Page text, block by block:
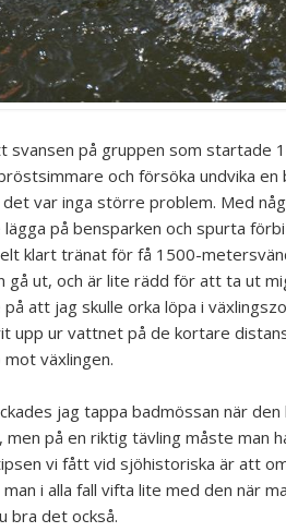
på gruppen som startade
och försöka undvika
var inga större problem. Med
på bensparken och spurta
klart tränat för få 1500-
gå ut, och är lite rädd för att ta ut
att jag skulle orka löpa i
upp ur vattnet på de kortare
växlingen.
jag tappa badmössan när
på en riktig tävling måste man
vi fått vid sjöhistoriska är att
i alla fall vifta lite med den när
bra det också.